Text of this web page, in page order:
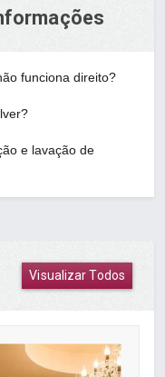
funciona direito?
e lavação de
Visualizar Todos